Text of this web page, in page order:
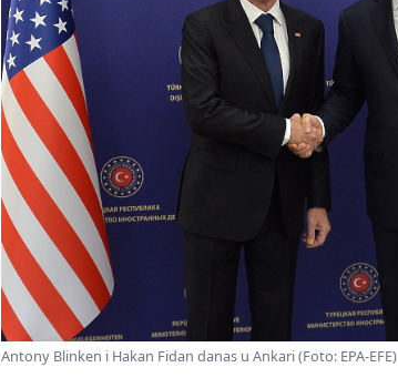
Antony Blinken i Hakan Fidan danas u Ankari (Foto: EPA-EFE)